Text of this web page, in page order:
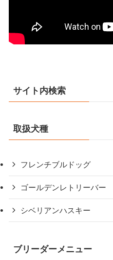
サイト内検索
取扱犬種
フレンチブルドッグ
ゴールデンレトリーバー
シベリアンハスキー
ブリーダーメニュー